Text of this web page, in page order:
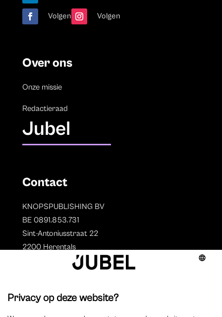
Volgen Volgen
Over ons
Onze missie
Redactieraad
Jubel
Contact
KNOPSPUBLISHING BV
BE 0891.853.731
Sint-Antoniusstraat 22
2200 Herentals
Auteurs